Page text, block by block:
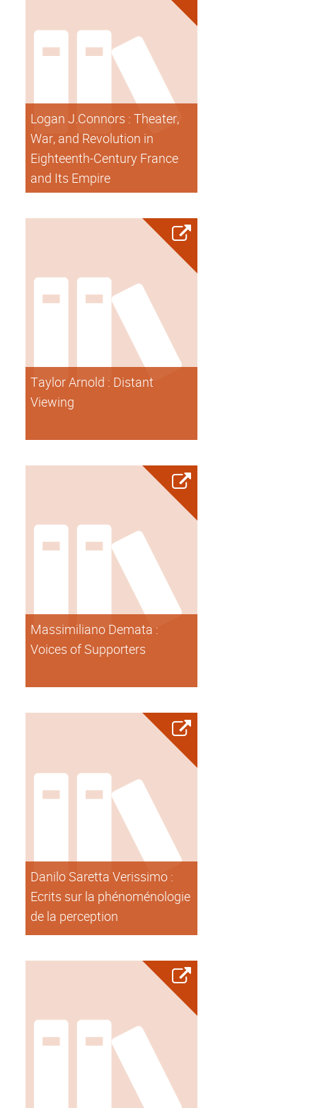
Logan J.Connors : Theater,
War, and Revolution in
Eighteenth-Century France
and Its Empire
Taylor Arnold : Distant
Viewing
Massimiliano Demata :
Voices of Supporters
Danilo Saretta Verissimo :
Ecrits sur la phénoménologie
de la perception